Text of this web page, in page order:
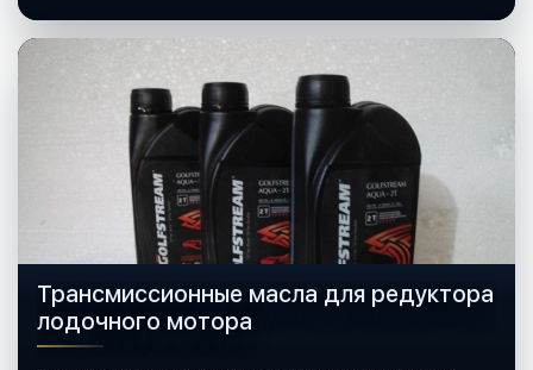
Трансмиссионные масла для редуктора
лодочного мотора